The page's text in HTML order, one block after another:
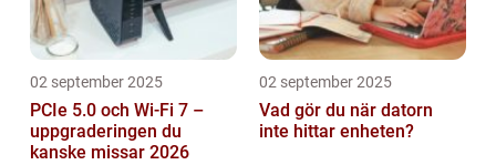
02 september 2025
PCIe 5.0 och Wi-Fi 7 –
uppgraderingen du
kanske missar 2026
02 september 2025
Vad gör du när datorn
inte hittar enheten?